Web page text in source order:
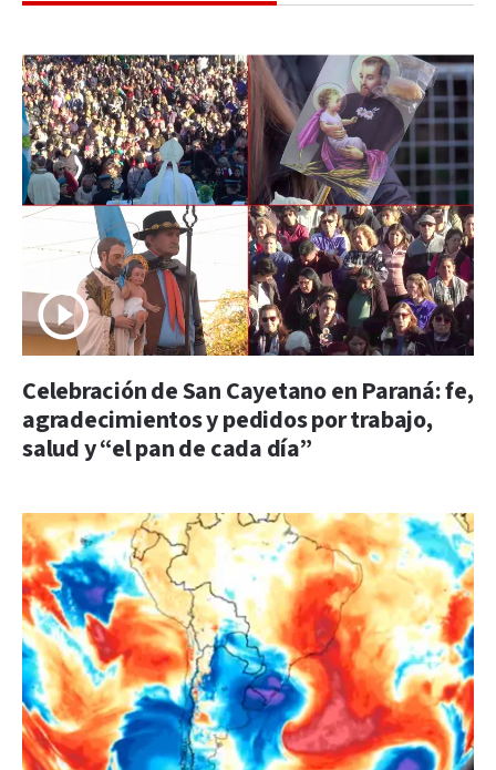
Celebración de San Cayetano en Paraná: fe,
agradecimientos y pedidos por trabajo,
salud y “el pan de cada día”